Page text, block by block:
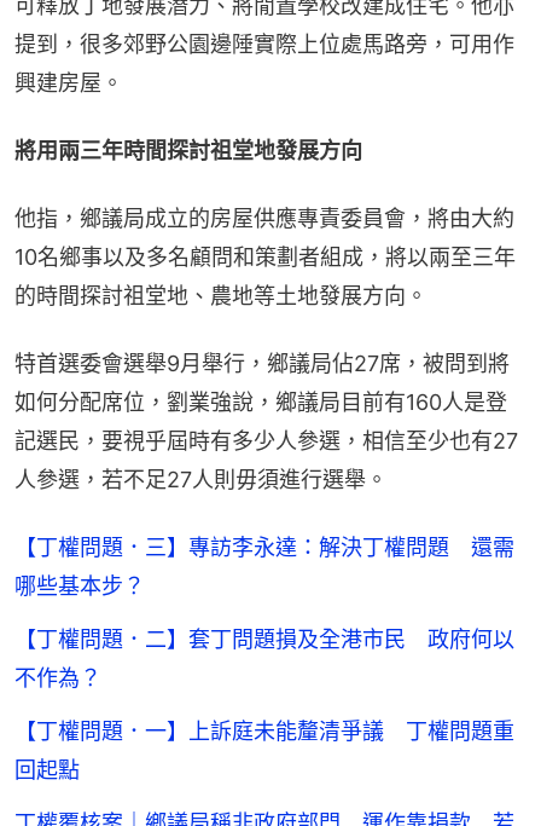
可釋放丁地發展潛力、將閒置學校改建成住宅。他亦
提到，很多郊野公園邊陲實際上位處馬路旁，可用作
興建房屋。
將用兩三年時間探討祖堂地發展方向
他指，鄉議局成立的房屋供應專責委員會，將由大約
10名鄉事以及多名顧問和策劃者組成，將以兩至三年
的時間探討祖堂地、農地等土地發展方向。
特首選委會選舉9月舉行，鄉議局佔27席，被問到將
如何分配席位，劉業強說，鄉議局目前有160人是登
記選民，要視乎屆時有多少人參選，相信至少也有27
人參選，若不足27人則毋須進行選舉。
【丁權問題．三】專訪李永達：解決丁權問題 還需
哪些基本步？
【丁權問題．二】套丁問題損及全港市民 政府何以
不作為？
【丁權問題．一】上訴庭未能釐清爭議 丁權問題重
回起點